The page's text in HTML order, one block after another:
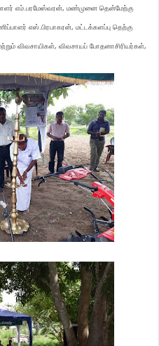
எம்.பரமேஸ்வரன், மண்முனை தென்மேற்கு
எஸ்.பிரபாகரன், மட்டக்களப்பு தெற்கு
விவசாயிகள், விவசாயப் போதனாசிரியர்கள்,